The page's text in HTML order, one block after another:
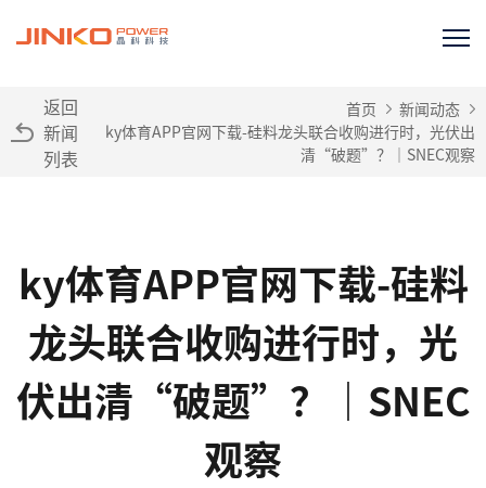
返回
新闻
列表
首页
新闻动态
ky体育APP官网下载-硅料龙头联合收购进行时，光伏出
清“破题”？｜SNEC观察
ky体育APP官网下载-硅料
龙头联合收购进行时，光
伏出清“破题”？｜SNEC
观察